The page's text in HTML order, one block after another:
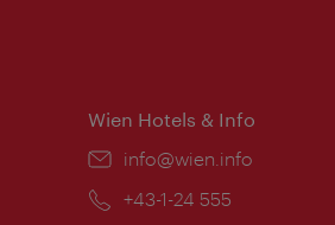
Wien Hotels & Info
E-
info@wien.info
Téléphone:
+43-1-24 555